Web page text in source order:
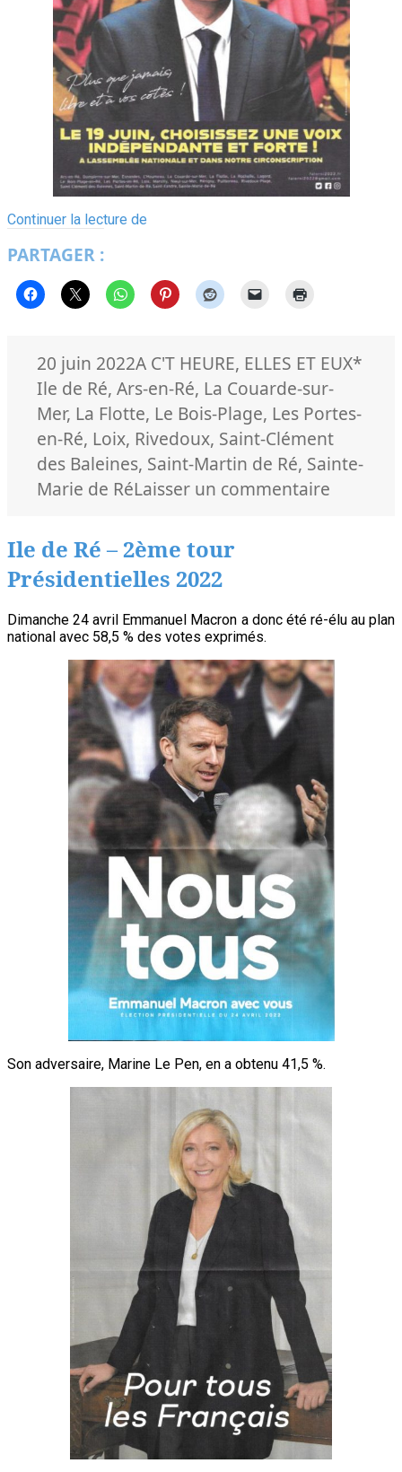
Continuer la lecture de
le
député
PARTAGER :
Publié
le
20 juin 2022Catégories
A C'T HEURE, ELLES ET EUXMots-
*
Ile de Ré,Ars-en-Ré, La Couarde-sur-
Mer, La Flotte, Le Bois-Plage, Les Portes-
en-Ré, Loix, Rivedoux, Saint-Clément
des Baleines, Saint-Martin de Ré, Sainte-
Marie de RéLaisser un commentaire
le
Olivier
Falorni
Ile de Ré – 2ème tour
Présidentielles 2022
Dimanche 24 avril Emmanuel Macron a donc été ré-élu au plan
national avec 58,5 % des votes exprimés.
Son adversaire, Marine Le Pen, en a obtenu 41,5 %.